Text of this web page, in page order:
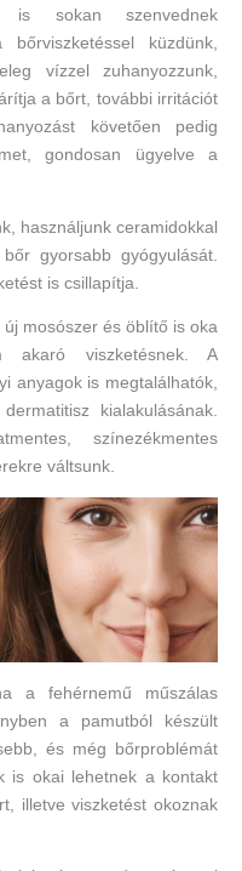
is sokan szenvednek
bőrviszketéssel küzdünk,
vízzel zuhanyozzunk,
a bőrt, további irritációt
követően pedig
gondosan ügyelve a
használjunk ceramidokkal
gyorsabb gyógyulását.
is csillapítja.
mosószer és öblítő is oka
viszketésnek. A
anyagok is megtalálhatók,
kialakulásának.
színezékmentes
váltsunk.
a fehérnemű műszálas
a pamutból készült
és még bőrproblémát
is okai lehetnek a kontakt
illetve viszketést okoznak